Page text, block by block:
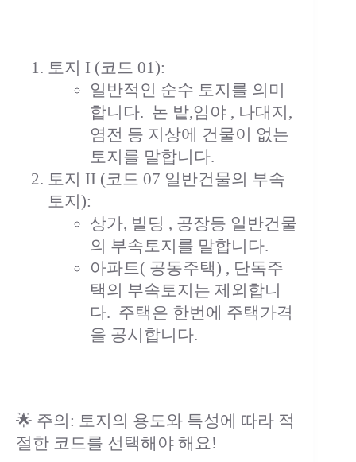
토지 I (코드 01):
일반적인 순수 토지를 의미
합니다. 논 밭,임야 , 나대지,
염전 등 지상에 건물이 없는
토지를 말합니다.
토지 II (코드 07 일반건물의 부속
토지):
상가, 빌딩 , 공장등 일반건물
의 부속토지를 말합니다.
아파트( 공동주택) , 단독주
택의 부속토지는 제외합니
다. 주택은 한번에 주택가격
을 공시합니다.
🌟 주의: 토지의 용도와 특성에 따라 적
절한 코드를 선택해야 해요!